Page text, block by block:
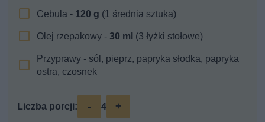
Cebula - 120 g (1 średnia sztuka)
Olej rzepakowy -30 ml (3 łyżki stołowe)
Przyprawy - sól, pieprz, papryka słodka, papryka
ostra, czosnek
Liczba porcji: - 4 +